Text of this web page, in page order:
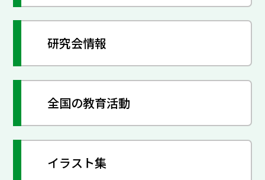
研究会情報
全国の教育活動
イラスト集